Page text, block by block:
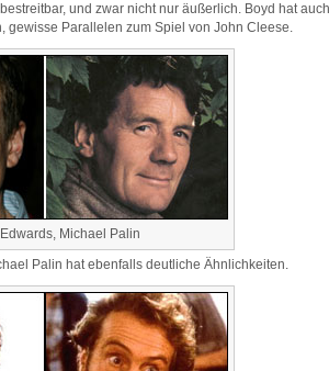
und zwar nicht nur äußerlich. Boyd hat
gewisse Parallelen zum Spiel von John Cleese.
Michael Palin
Palin hat ebenfalls deutliche Ähnlichkeiten.